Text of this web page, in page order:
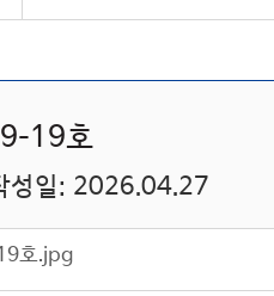
19호
일: 2026.04.27
호.jpg